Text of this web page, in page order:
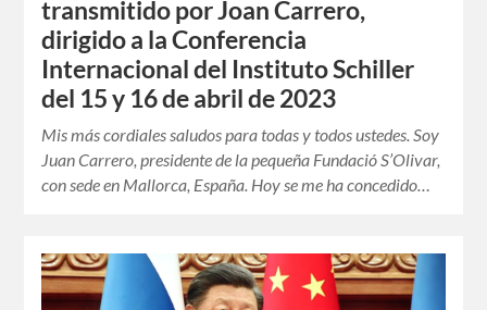
transmitido por Joan Carrero,
dirigido a la Conferencia
Internacional del Instituto Schiller
del 15 y 16 de abril de 2023
Mis más cordiales saludos para todas y todos ustedes. Soy
Juan Carrero, presidente de la pequeña Fundació S’Olivar,
con sede en Mallorca, España. Hoy se me ha concedido…